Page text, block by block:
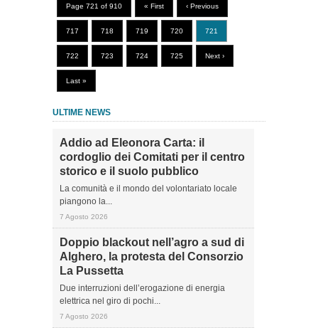
Page 721 of 910 « First ‹ Previous
717 718 719 720 721
722 723 724 725 Next ›
Last »
ULTIME NEWS
Addio ad Eleonora Carta: il
cordoglio dei Comitati per il centro
storico e il suolo pubblico
La comunità e il mondo del volontariato locale
piangono la...
7 Agosto 2026
Doppio blackout nell’agro a sud di
Alghero, la protesta del Consorzio
La Pussetta
Due interruzioni dell’erogazione di energia
elettrica nel giro di pochi...
7 Agosto 2026